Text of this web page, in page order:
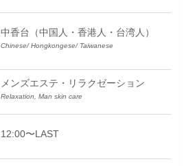
中香台（中国人・香港人・台湾人）
Chinese/ Hongkongese/ Taiwanese
メンズエステ・リラクゼーション
Relaxation, Man skin care
12:00〜LAST